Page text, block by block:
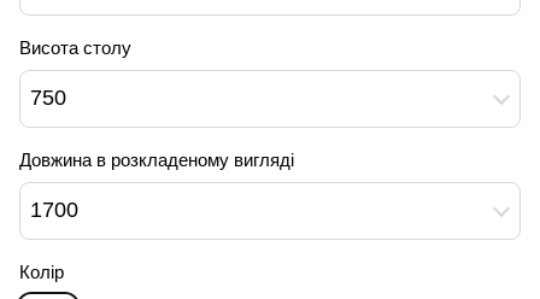
Висота столу
750
Довжина в розкладеному вигляді
1700
Колір